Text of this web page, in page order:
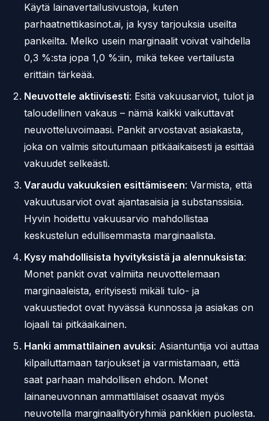
Käytä lainavertailusivustoja, kuten
parhaatnettikasinot.ai, ja kysy tarjouksia useilta
pankeilta. Melko usein marginaalit voivat vaihdella
0,3 %:sta jopa 1,0 %:iin, mikä tekee vertailusta
erittäin tärkeää.
Neuvottele aktiivisesti: Esitä vakuusarviot, tulot ja
taloudellinen vakaus – nämä kaikki vaikuttavat
neuvotteluvoimaasi. Pankit arvostavat asiakasta,
joka on valmis sitoutumaan pitkäaikaisesti ja esittää
vakuudet selkeästi.
Varaudu vakuuksien esittämiseen: Varmista, että
vakuutusarviot ovat ajantasaisia ja substanssisia.
Hyvin hoidettu vakuusarvio mahdollistaa
keskustelun edullisemmasta marginaalista.
Kysy mahdollisista hyvityksistä ja alennuksista:
Monet pankit ovat valmiita neuvottelemaan
marginaaleista, erityisesti mikäli tulo- ja
vakuustiedot ovat hyvässä kunnossa ja asiakas on
lojaali tai pitkäaikainen.
Hanki ammattilainen avuksi: Asiantuntija voi auttaa
kilpailuttamaan tarjoukset ja varmistamaan, että
saat parhaan mahdollisen ehdon. Monet
lainaneuvonnan ammattilaiset osaavat myös
neuvotella marginaalityöryhmiä pankkien puolesta.